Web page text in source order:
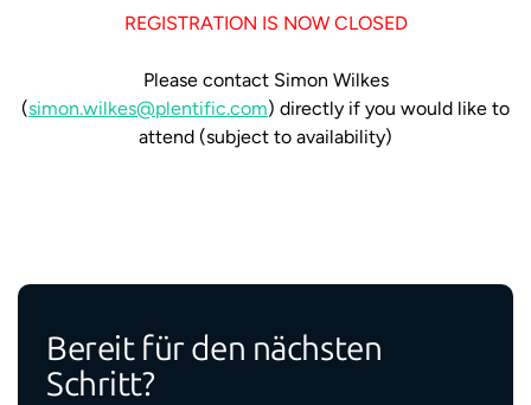
REGISTRATION IS NOW CLOSED
Please contact Simon Wilkes
(simon.wilkes@plentific.com) directly if you would like to
attend (subject to availability)
Bereit für den nächsten
Schritt?